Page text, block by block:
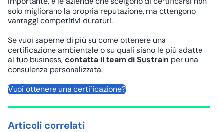
solo migliorano la propria reputazione, ma ottengono
vantaggi competitivi duraturi.
Se vuoi saperne di più su come ottenere una
certificazione ambientale o su quali siano le più adatte
al tuo business,contatta il team di Sustrain per una
consulenza personalizzata.
Vuoi ottenere una certificazione?
Articoli correlati